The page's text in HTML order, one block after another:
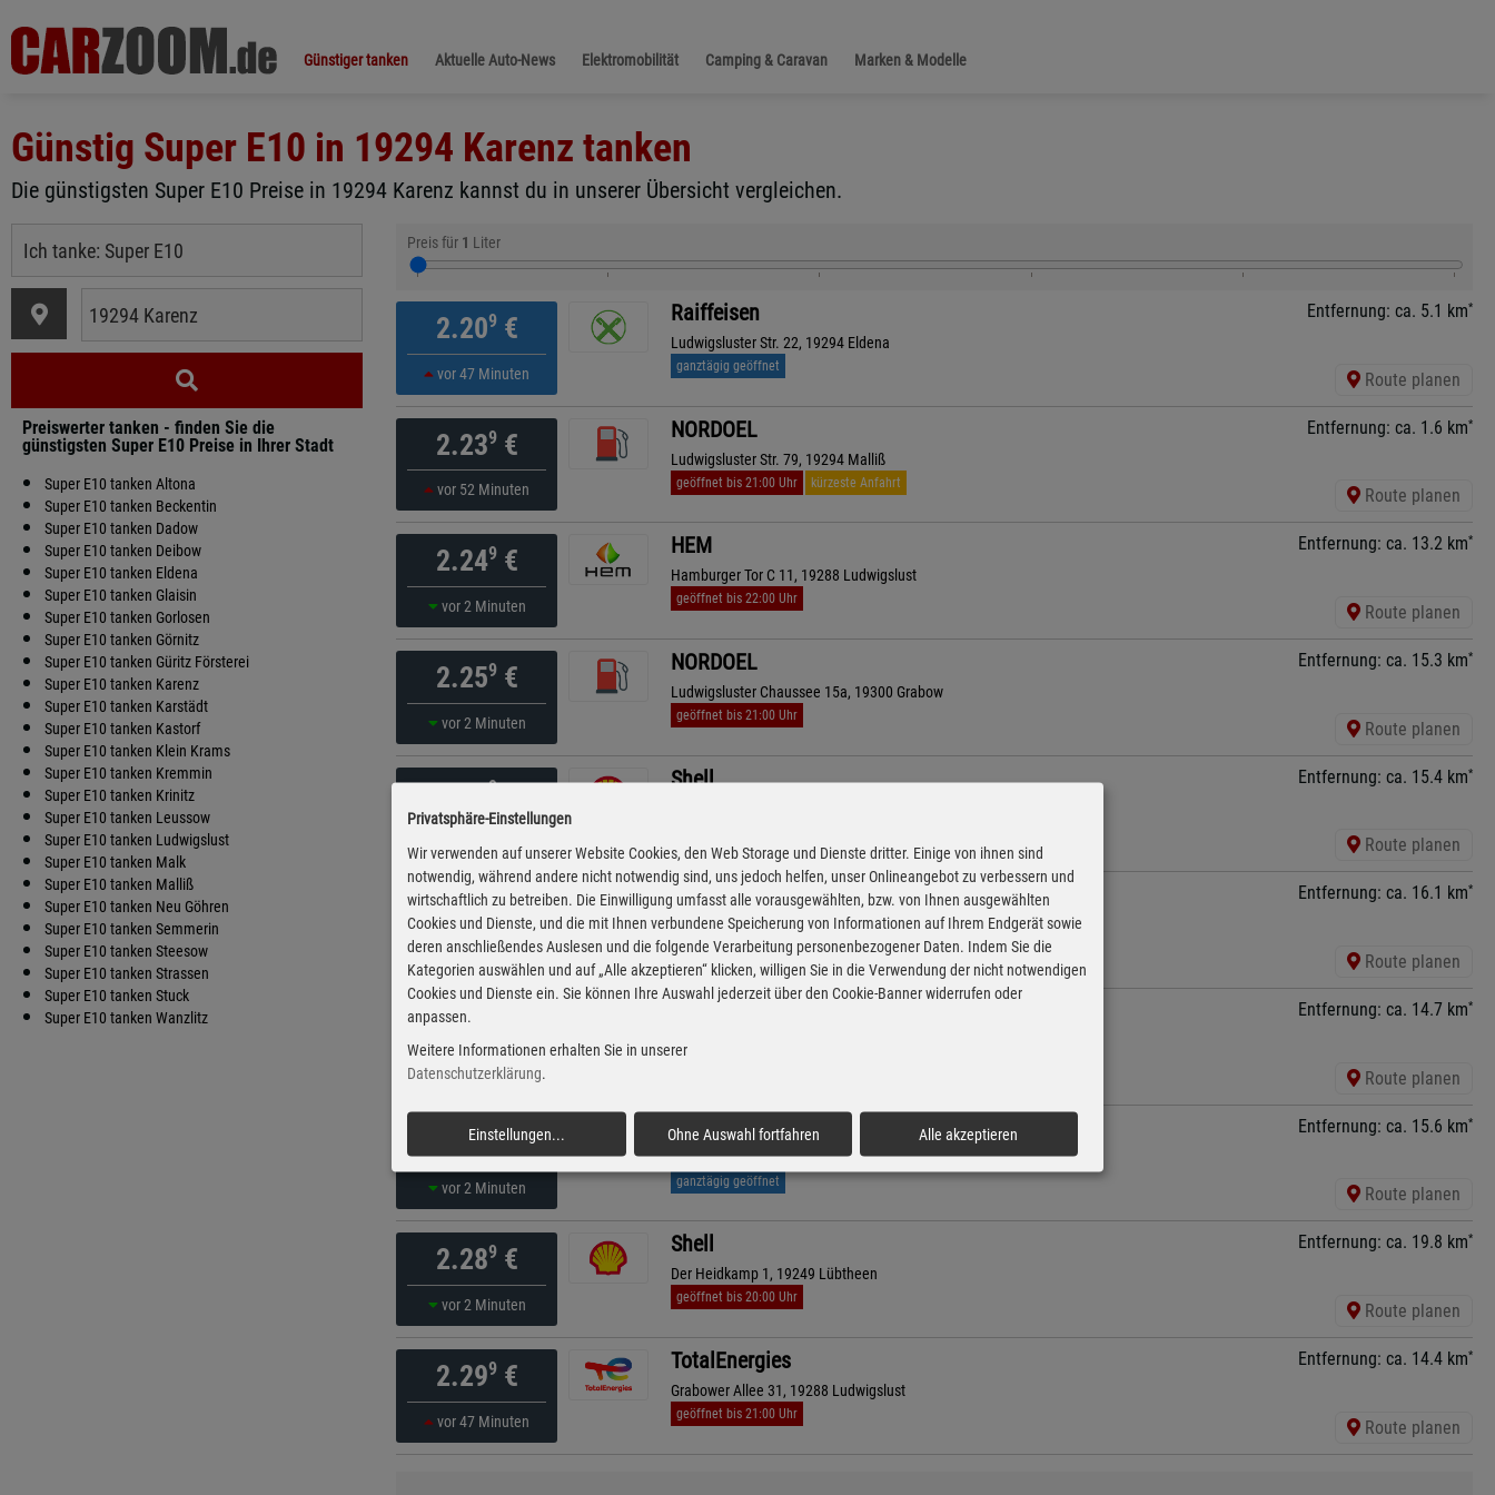
Günstiger tanken Aktuelle Auto-News Elektromobilität Camping & Caravan Marken & Modelle
Günstig Super E10 in 19294 Karenz tanken
Die günstigsten Super E10 Preise in 19294 Karenz kannst du in unserer Übersicht vergleichen.
Preiswerter tanken - finden Sie die
günstigsten Super E10 Preise in Ihrer Stadt
Super E10 tanken Altona
Super E10 tanken Beckentin
Super E10 tanken Dadow
Super E10 tanken Deibow
Super E10 tanken Eldena
Super E10 tanken Glaisin
Super E10 tanken Gorlosen
Super E10 tanken Görnitz
Super E10 tanken Güritz Försterei
Super E10 tanken Karenz
Super E10 tanken Karstädt
Super E10 tanken Kastorf
Super E10 tanken Klein Krams
Super E10 tanken Kremmin
Super E10 tanken Krinitz
Super E10 tanken Leussow
Super E10 tanken Ludwigslust
Super E10 tanken Malk
Super E10 tanken Malliß
Super E10 tanken Neu Göhren
Super E10 tanken Semmerin
Super E10 tanken Steesow
Super E10 tanken Strassen
Super E10 tanken Stuck
Super E10 tanken Wanzlitz
Preis für 1 Liter
2.209€
vor 47 Minuten
Raiffeisen
Ludwigsluster Str. 22, 19294 Eldena
ganztägig geöffnet
Entfernung: ca. 5.1 km*
Route planen
2.239€
vor 52 Minuten
NORDOEL
Ludwigsluster Str. 79, 19294 Malliß
geöffnet bis 21:00 Uhr kürzeste Anfahrt
Entfernung: ca. 1.6 km*
Route planen
2.249€
vor 2 Minuten
HEM
Hamburger Tor C 11, 19288 Ludwigslust
geöffnet bis 22:00 Uhr
Entfernung: ca. 13.2 km*
Route planen
2.259€
vor 2 Minuten
NORDOEL
Ludwigsluster Chaussee 15a, 19300 Grabow
geöffnet bis 21:00 Uhr
Entfernung: ca. 15.3 km*
Route planen
2.279€ Shell Entfernung: ca. 15.4 km*
Route planen
2.279€
vor 52 Minuten
bft
Neustaedter Straße 67, 19288 Ludwigslust
geöffnet bis 21:00 Uhr
Entfernung: ca. 16.1 km*
Route planen
2.28
vor 7 Minuten
Entfernung: ca. 14.7 km*
Route planen
2.289€
vor 2 Minuten
ESSO
Grosser Kamp 33 , 19288 Ludwigslust
ganztägig geöffnet
Entfernung: ca. 15.6 km*
Route planen
2.289€
vor 2 Minuten
Shell
Der Heidkamp 1, 19249 Lübtheen
geöffnet bis 20:00 Uhr
Entfernung: ca. 19.8 km*
Route planen
2.299€
vor 47 Minuten
TotalEnergies
Grabower Allee 31, 19288 Ludwigslust
geöffnet bis 21:00 Uhr
Entfernung: ca. 14.4 km*
Route planen
Privatsphäre-Einstellungen
Wir verwenden auf unserer Website Cookies, den Web Storage und Dienste dritter. Einige von ihnen sind
notwendig, während andere nicht notwendig sind, uns jedoch helfen, unser Onlineangebot zu verbessern und
wirtschaftlich zu betreiben. Die Einwilligung umfasst alle vorausgewählten, bzw. von Ihnen ausgewählten
Cookies und Dienste, und die mit Ihnen verbundene Speicherung von Informationen auf Ihrem Endgerät sowie
deren anschließendes Auslesen und die folgende Verarbeitung personenbezogener Daten. Indem Sie die
Kategorien auswählen und auf „Alle akzeptieren“ klicken, willigen Sie in die Verwendung der nicht notwendigen
Cookies und Dienste ein. Sie können Ihre Auswahl jederzeit über den Cookie-Banner widerrufen oder
anpassen.
Weitere Informationen erhalten Sie in unserer
Datenschutzerklärung.
Einstellungen... Ohne Auswahl fortfahren Alle akzeptieren